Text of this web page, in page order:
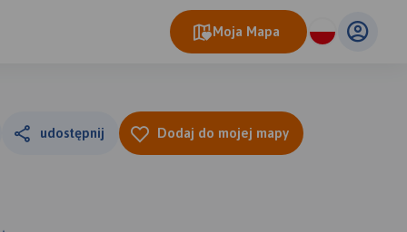
Moja Mapa
udostępnij Dodaj do mojej mapy